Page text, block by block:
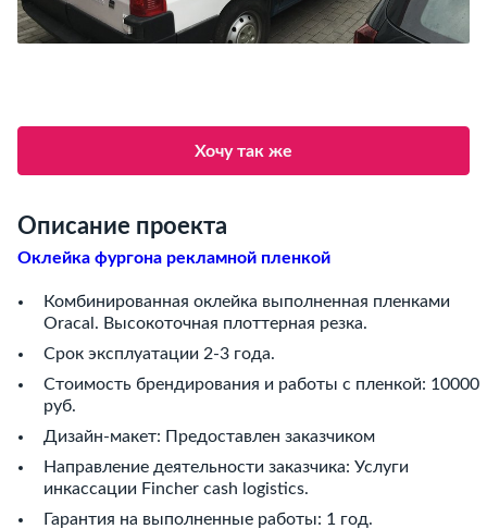
Хочу так же
Описание проекта
Оклейка фургона рекламной пленкой
Комбинированная оклейка выполненная пленками
Oracal. Высокоточная плоттерная резка.
Срок эксплуатации 2-3 года.
Стоимость брендирования и работы с пленкой: 10000
руб.
Дизайн-макет: Предоставлен заказчиком
Направление деятельности заказчика: Услуги
инкассации Fincher cash logistics.
Гарантия на выполненные работы: 1 год.